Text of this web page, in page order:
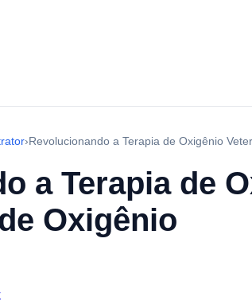
›Revolucionando a Terapia de Oxigênio
a Terapia de
Oxigênio